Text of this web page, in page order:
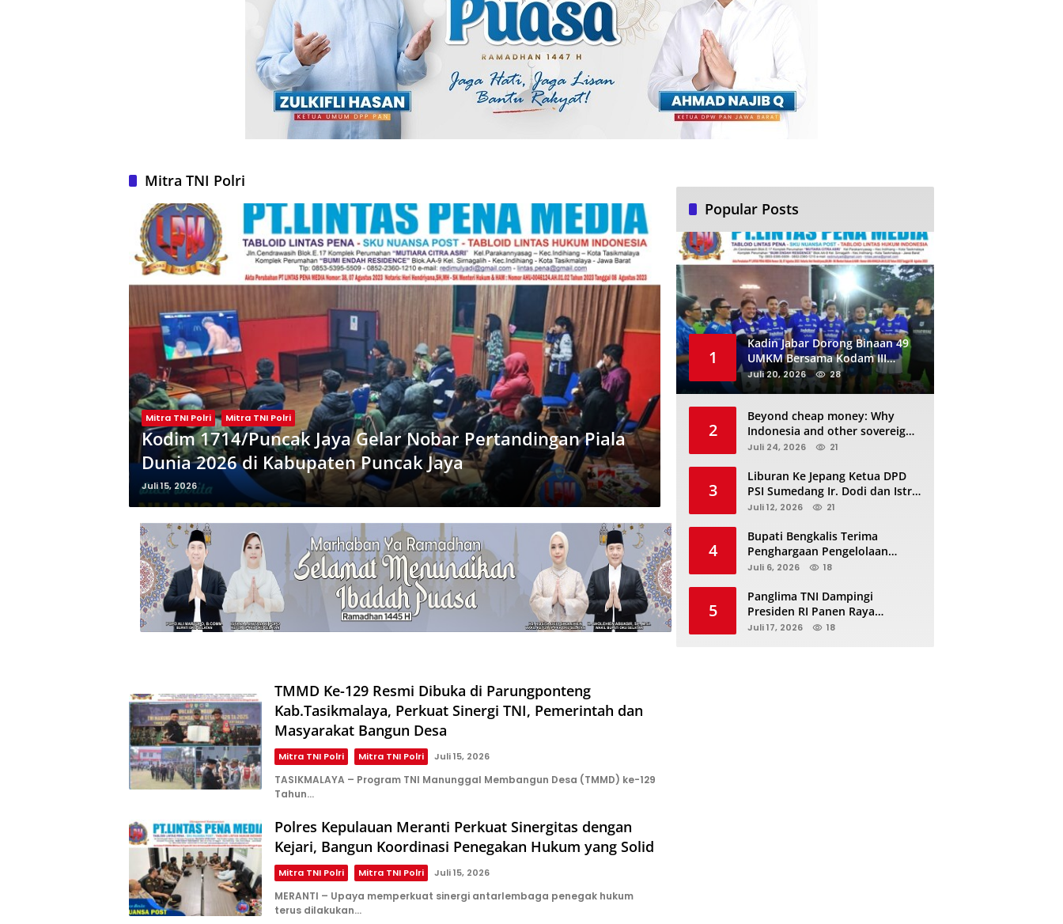
Mitra TNI Polri
Mitra TNI Polri Mitra TNI Polri
Kodim 1714/Puncak Jaya Gelar Nobar Pertandingan Piala
Dunia 2026 di Kabupaten Puncak Jaya
Juli 15, 2026
TMMD Ke-129 Resmi Dibuka di Parungponteng
Kab.Tasikmalaya, Perkuat Sinergi TNI, Pemerintah dan
Masyarakat Bangun Desa
Mitra TNI Polri Mitra TNI Polri Juli 15, 2026
TASIKMALAYA – Program TNI Manunggal Membangun Desa (TMMD) ke-129
Tahun…
Polres Kepulauan Meranti Perkuat Sinergitas dengan
Kejari, Bangun Koordinasi Penegakan Hukum yang Solid
Mitra TNI Polri Mitra TNI Polri Juli 15, 2026
MERANTI – Upaya memperkuat sinergi antarlembaga penegak hukum
terus dilakukan…
Popular Posts
1
Kadin Jabar Dorong Binaan 49
UMKM Bersama Kodam III
Siliwangi Sambil Nobar Final
Piala Dunia, Akan Ada Investor
Juli 20, 2026 28
2
Beyond cheap money: Why
Indonesia and other sovereigns
are turning to panda bonds
Juli 24, 2026 21
3
Liburan Ke Jepang Ketua DPD
PSI Sumedang Ir. Dodi dan Istri
Kibarkan Bendera PSI “Jangan
Juli 12, 2026 21
4
Bupati Bengkalis Terima
Penghargaan Pengelolaan
JDIHN Terbaik Kedua dari
Riau
Juli 6, 2026 18
5
Panglima TNI Dampingi
Presiden RI Panen Raya
Terpadu TNI, Perkuat
Juli 17, 2026 18